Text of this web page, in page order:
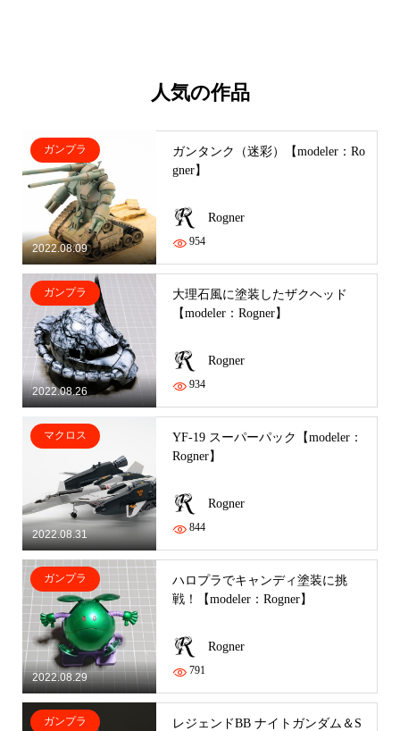
人気の作品
2022.08.09
ガンプラ
ガンタンク（迷彩）【modeler：Ro
gner】
Rogner
954
2022.08.26
ガンプラ
大理石風に塗装したザクヘッド
【modeler：Rogner】
Rogner
934
2022.08.31
マクロス
YF-19 スーパーパック【modeler：
Rogner】
Rogner
844
2022.08.29
ガンプラ
ハロプラでキャンディ塗装に挑
戦！【modeler：Rogner】
Rogner
791
ガンプラ
レジェンドBB ナイトガンダム＆S